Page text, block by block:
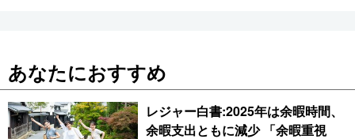
あなたにおすすめ
レジャー白書:2025年は余暇時間、
余暇支出ともに減少 「余暇重視